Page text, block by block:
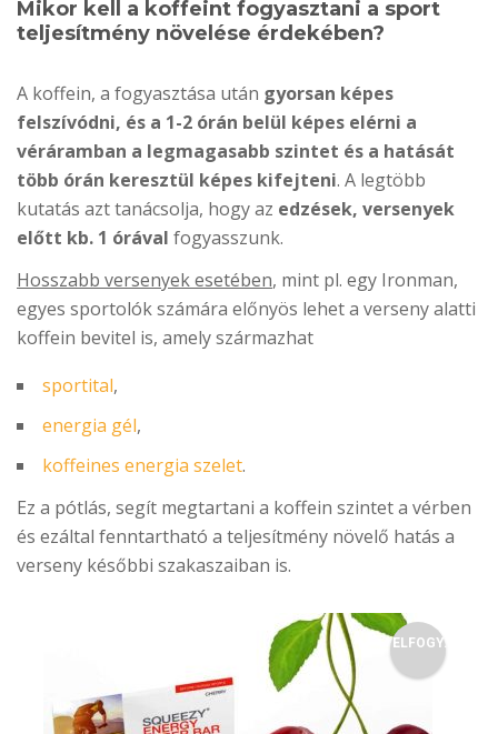
Mikor kell a koffeint fogyasztani a sport
teljesítmény növelése érdekében?
A koffein, a fogyasztása után gyorsan képes
felszívódni, és a 1-2 órán belül képes elérni a
véráramban a legmagasabb szintet és a hatását
több órán keresztül képes kifejteni. A legtöbb
kutatás azt tanácsolja, hogy az edzések, versenyek
előtt kb. 1 órával fogyasszunk.
Hosszabb versenyek esetében, mint pl. egy Ironman,
egyes sportolók számára előnyös lehet a verseny alatti
koffein bevitel is, amely származhat
sportital,
energia gél,
koffeines energia szelet.
Ez a pótlás, segít megtartani a koffein szintet a vérben
és ezáltal fenntartható a teljesítmény növelő hatás a
verseny későbbi szakaszaiban is.
ELFOGY.